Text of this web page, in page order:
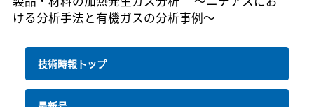
ける分析手法と有機ガスの分析事例～
技術時報トップ